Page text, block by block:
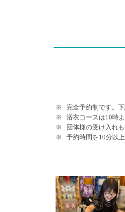
完全予約制です。
浴衣コースは10時
団体様の受け入れ
予約時間を10分以